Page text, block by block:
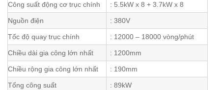
Công suất động cơ trục chính : 5.5kW x 8 + 3.7kW x 8
Nguồn điện : 380V
Tốc độ quay trục chính : 12000 – 18000 vòng/phút
Chiều dài gia công lớn nhất : 1200mm
Chiều rộng gia công lớn nhất : 190mm
Tổng công suất : 89kW